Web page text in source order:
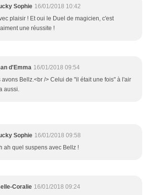
Sophie 16/01/2018 10:42
plaisir ! Et oui le Duel de magicien, c'est
une réussite !
d'Emma 16/01/2018 09:54
avons Bellz.<br /> Celui de "il était une fois" à l'air
aussi.
Sophie 16/01/2018 09:58
ah quel suspens avec Bellz !
Coralie 16/01/2018 09:24